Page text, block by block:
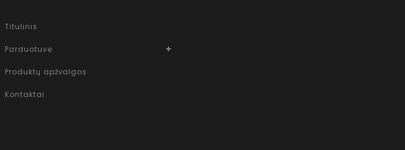
Titulinis
Parduotuvė
Produktų apžvalgos
Kontaktai